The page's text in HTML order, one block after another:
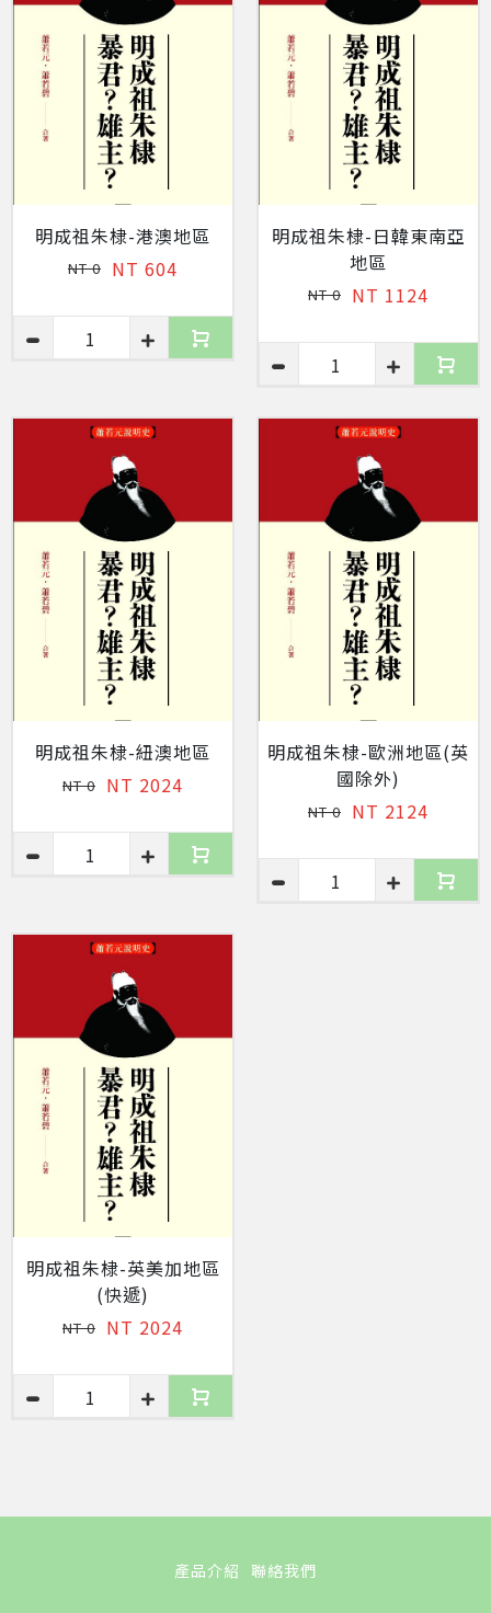
明成祖朱棣-港澳地區
NT 0 NT 604
1
明成祖朱棣-日韓東南亞
地區
NT 0 NT 1124
1
明成祖朱棣-紐澳地區
NT 0 NT 2024
1
明成祖朱棣-歐洲地區(英
國除外)
NT 0 NT 2124
1
明成祖朱棣-英美加地區
(快遞)
NT 0 NT 2024
1
產品介紹 聯絡我們